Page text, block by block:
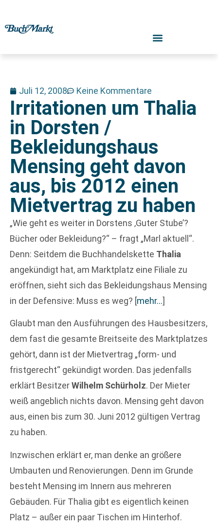
Juli 12, 2008 Keine Kommentare
Irritationen um Thalia
in Dorsten /
Bekleidungshaus
Mensing geht davon
aus, bis 2012 einen
Mietvertrag zu haben
„Wie geht es weiter in Dorstens ‚Guter Stube’?
Bücher oder Bekleidung?“ – fragt „Marl aktuell“.
Denn: Seitdem die Buchhandelskette Thalia
angekündigt hat, am Marktplatz eine Filiale zu
eröffnen, sieht sich das Bekleidungshaus Mensing
in der Defensive: Muss es weg? [mehr…]
Glaubt man den Ausführungen des Hausbesitzers,
dem fast die gesamte Breitseite des Marktplatzes
gehört, dann ist der Mietvertrag „form- und
fristgerecht“ gekündigt worden. Das jedenfalls
erklärt BesitzerWilhelm Schürholz. Der Mieter
weiß angeblich nichts davon. Mensing geht davon
aus, einen bis zum 30. Juni 2012 gültigen Vertrag
zu haben.
Inzwischen erklärt er, man denke an größere
Umbauten und Renovierungen. Denn im Grunde
besteht Mensing im Innern aus mehreren
Gebäuden. Für Thalia gibt es eigentlich keinen
Platz – außer ein paar Tischen im Hinterhof.